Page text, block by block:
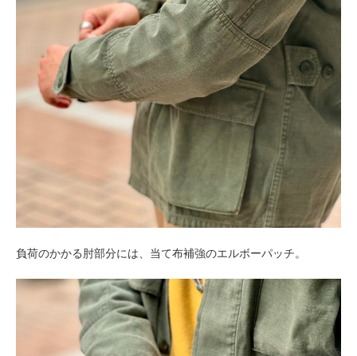
負荷のかかる肘部分には、当て布補強のエルボーパッチ。